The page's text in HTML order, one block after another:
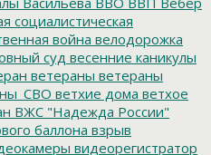
социалистическая
война велодорожка
суд весенние каникулы
ветераны ветераны
ветхие дома ветхое
ВЖС "Надежда России"
баллона взрыв
видеорегистратор